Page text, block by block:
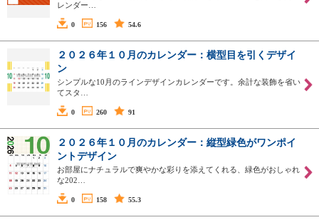
レンダー…
0 156 54.6
２０２６年１０月のカレンダー：横型目を引くデザイ
ン
シンプルな10月のラインデザインカレンダーです。余計な装飾を省い
てスタ…
0 260 91
２０２６年１０月のカレンダー：縦型緑色がワンポイ
ントデザイン
お部屋にナチュラルで爽やかな彩りを添えてくれる、緑色がおしゃれ
な202…
0 158 55.3